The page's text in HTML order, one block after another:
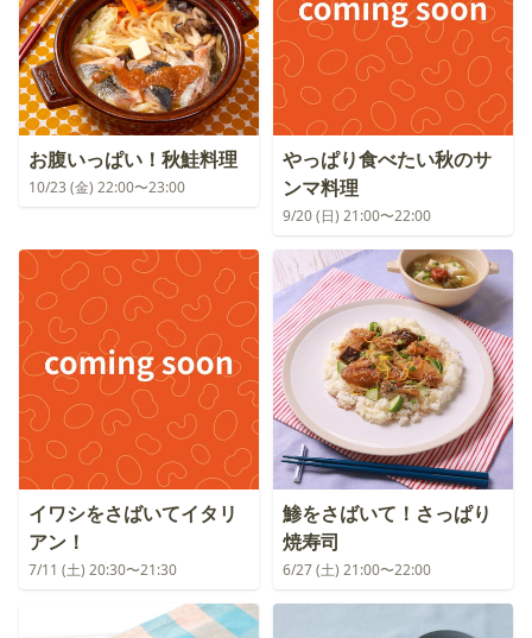
お腹いっぱい！秋鮭料理
10/23 (金) 22:00〜23:00
やっぱり食べたい秋のサ
ンマ料理
9/20 (日) 21:00〜22:00
イワシをさばいてイタリ
アン！
7/11 (土) 20:30〜21:30
鯵をさばいて！さっぱり
焼寿司
6/27 (土) 21:00〜22:00